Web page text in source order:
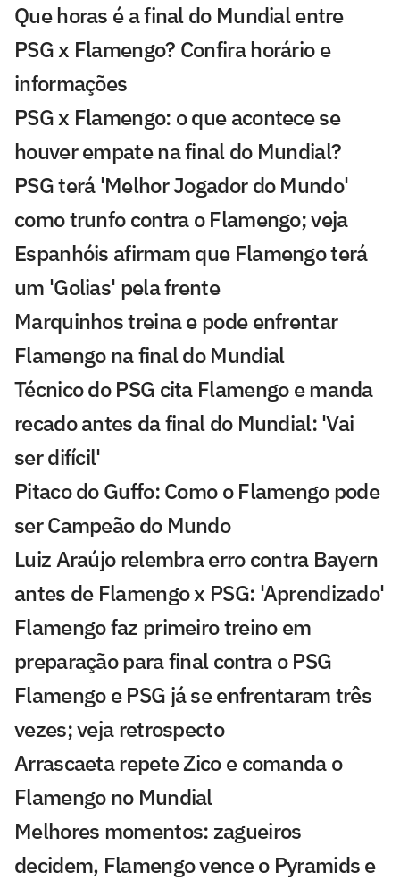
Que horas é a final do Mundial entre
PSG x Flamengo? Confira horário e
informações
PSG x Flamengo: o que acontece se
houver empate na final do Mundial?
PSG terá 'Melhor Jogador do Mundo'
como trunfo contra o Flamengo; veja
Espanhóis afirmam que Flamengo terá
um 'Golias' pela frente
Marquinhos treina e pode enfrentar
Flamengo na final do Mundial
Técnico do PSG cita Flamengo e manda
recado antes da final do Mundial: 'Vai
ser difícil'
Pitaco do Guffo: Como o Flamengo pode
ser Campeão do Mundo
Luiz Araújo relembra erro contra Bayern
antes de Flamengo x PSG: 'Aprendizado'
Flamengo faz primeiro treino em
preparação para final contra o PSG
Flamengo e PSG já se enfrentaram três
vezes; veja retrospecto
Arrascaeta repete Zico e comanda o
Flamengo no Mundial
Melhores momentos: zagueiros
decidem, Flamengo vence o Pyramids e